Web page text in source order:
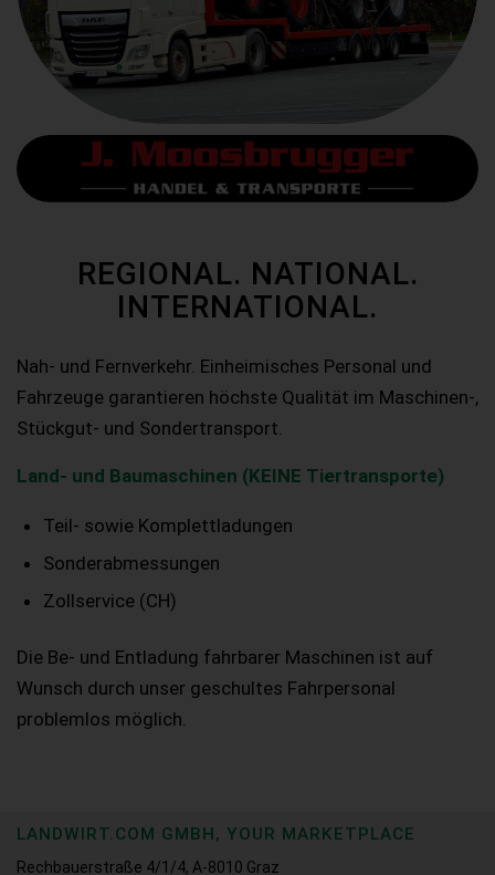
REGIONAL. NATIONAL.
INTERNATIONAL.
Nah- und Fernverkehr. Einheimisches Personal und
Fahrzeuge garantieren höchste Qualität im Maschinen-,
Stückgut- und Sondertransport.
Land- und Baumaschinen (KEINE Tiertransporte)
Teil- sowie Komplettladungen
Sonderabmessungen
Zollservice (CH)
Die Be- und Entladung fahrbarer Maschinen ist auf
Wunsch durch unser geschultes Fahrpersonal
problemlos möglich.
LANDWIRT.COM GMBH, YOUR MARKETPLACE
Rechbauerstraße 4/1/4, A-8010 Graz